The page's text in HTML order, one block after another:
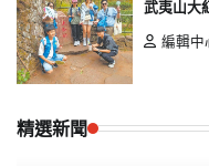
武夷山大
編輯中
精選新聞